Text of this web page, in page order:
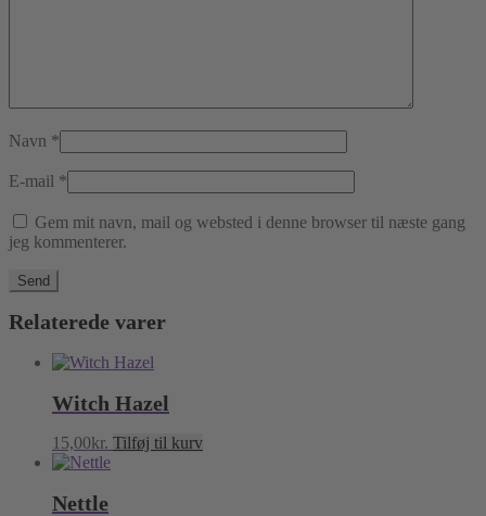
Navn *
E-mail *
Gem mit navn, mail og websted i denne browser til næste gang
jeg kommenterer.
Relaterede varer
Witch Hazel
15,00kr. Tilføj til kurv
Nettle